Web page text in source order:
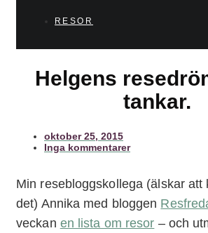
RESOR
Helgens
tankar.
oktober 25, 2015
Inga kommentarer
Min resebloggskollega (älskar att
det) Annika med bloggen
veckan en lista om resor – och